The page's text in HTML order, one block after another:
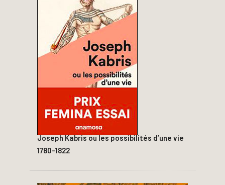
Joseph Kabris ou les possibilités d’une vie
1780-1822